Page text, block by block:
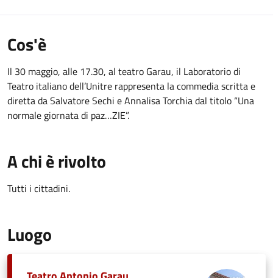
Cos'è
Il 30 maggio, alle 17.30, al teatro Garau, il Laboratorio di
Teatro italiano dell’Unitre rappresenta la commedia scritta e
diretta da Salvatore Sechi e Annalisa Torchia dal titolo “Una
normale giornata di paz…ZIE”.
A chi è rivolto
Tutti i cittadini.
Luogo